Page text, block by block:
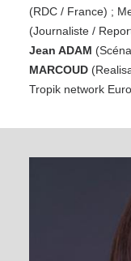
(RDC / France) ;
(Journaliste /
Jean ADAM
MARCOUD
Tropik network